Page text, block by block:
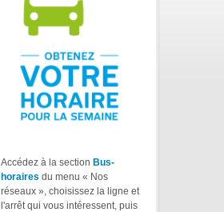
Accédez à la section Bus-
horaires du menu « Nos
réseaux », choisissez la ligne et
l'arrêt qui vous intéressent, puis